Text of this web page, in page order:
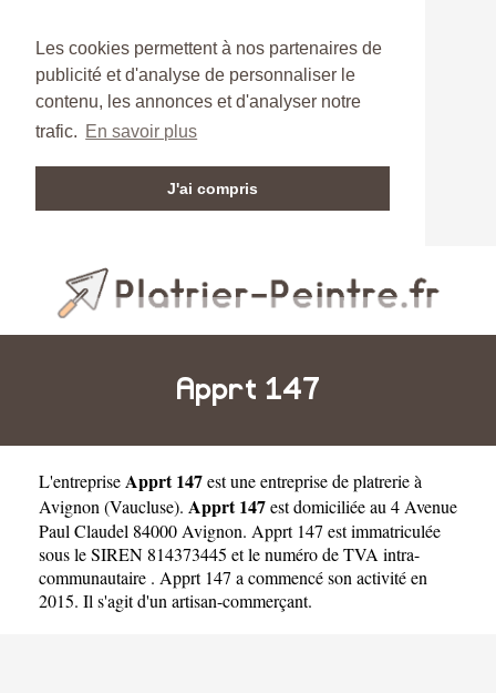
Les cookies permettent à nos partenaires de
publicité et d'analyse de personnaliser le
contenu, les annonces et d'analyser notre
trafic. En savoir plus
J'ai compris
Apprt 147
L'entrepriseApprt 147est uneentreprise de platrerie à
Avignon (Vaucluse). Apprt 147est domiciliée au 4 Avenue
Paul Claudel 84000 Avignon. Apprt 147 est immatriculée
sous le SIREN 814373445 et le numéro de TVA intra-
communautaire . Apprt 147 a commencé son activité en
2015. Il s'agit d'un artisan-commerçant.